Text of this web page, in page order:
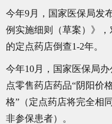
今年9月，国家医保局发
例实施细则（草案）》
的定点药店倒查1-2年。
今年10月，国家医保局
点零售药店药品“阴阳价
格”（定点药店将完全相
非参保患者）。